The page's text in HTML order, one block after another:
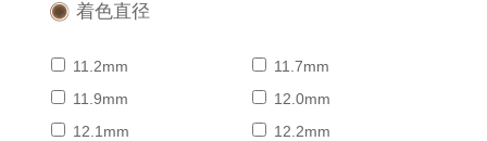
着色直径
11.2mm
11.7mm
11.9mm
12.0mm
12.1mm
12.2mm